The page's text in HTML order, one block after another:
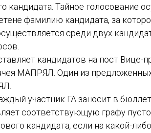
кандидата. Тайное
фамилию кандидата, за
среди двух
кандидатов на пост Вице-
МАПРЯЛ. Один из
участник ГА заносит в
соответствующую графу
кандидата, если на какой-